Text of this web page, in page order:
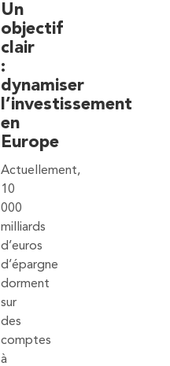
Un
objectif
clair
:
dynamiser
l’investissement
en
Europe
Actuellement,
10
000
milliards
d’euros
d’épargne
dorment
sur
des
comptes
à